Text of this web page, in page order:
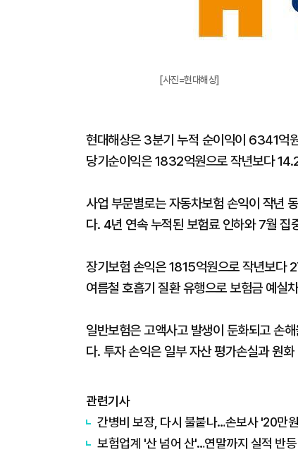
[사진=현대해상]
현대해상은 3분기 누적 순이익이 6341억
당기순이익은 1832억원으로 작년보다
사업 부문별로는 자동차보험 손익이 작
다. 4년 연속 누적된 보험료 인하와 7월 집
장기보험 손익은 1815억원으로 작년보다
여름철 호흡기 질환 유행으로 보험금 예실
일반보험은 고액사고 발생이 둔화되고 손
다. 투자 손익은 일부 자산 평가손실과 원
관련기사
간병비 보장, 다시 불붙나…손보사 '20만
보험업계 '산 넘어 산'…연말까지 실적 반